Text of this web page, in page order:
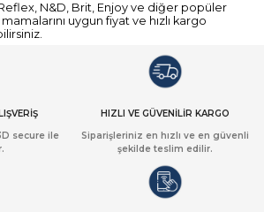
N&D, Brit, Enjoy ve diğer popüler
uygun fiyat ve hızlı kargo
secure ile
HIZLI VE GÜVENİLİR KARGO
Siparişleriniz en hızlı ve en güvenli
şekilde teslim edilir.